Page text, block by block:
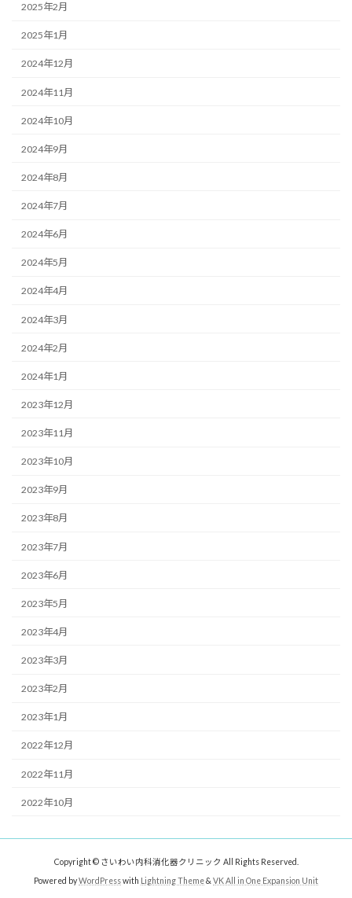
2025年2月
2025年1月
2024年12月
2024年11月
2024年10月
2024年9月
2024年8月
2024年7月
2024年6月
2024年5月
2024年4月
2024年3月
2024年2月
2024年1月
2023年12月
2023年11月
2023年10月
2023年9月
2023年8月
2023年7月
2023年6月
2023年5月
2023年4月
2023年3月
2023年2月
2023年1月
2022年12月
2022年11月
2022年10月
Copyright © さいわい内科消化器クリニック All Rights Reserved.
Powered byWordPresswith Lightning Theme& VK All in One Expansion Unit